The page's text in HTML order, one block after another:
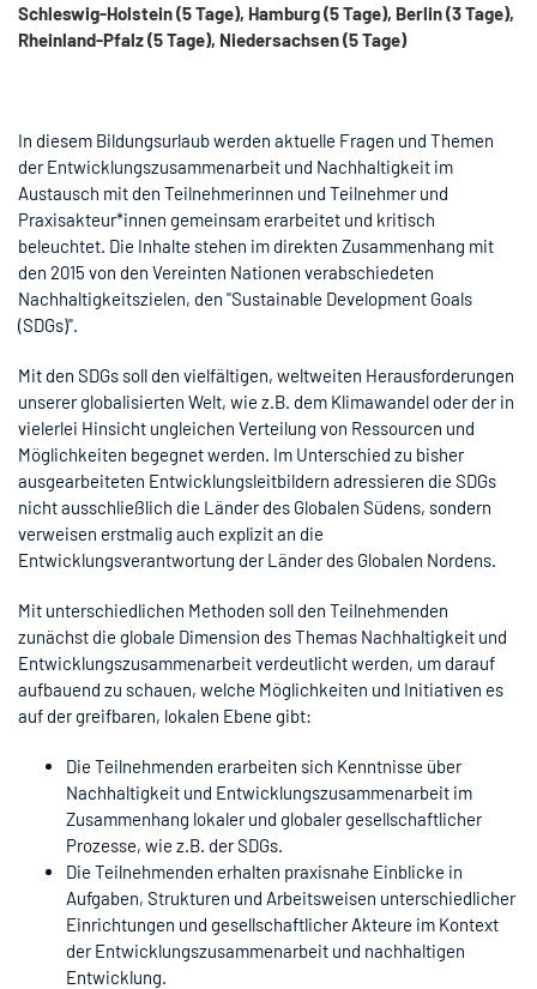
Schleswig-Holstein (5 Tage), Hamburg (5 Tage), Berlin (3 Tage),
Rheinland-Pfalz (5 Tage), Niedersachsen (5 Tage)
In diesem Bildungsurlaub werden aktuelle Fragen und Themen
der Entwicklungszusammenarbeit und Nachhaltigkeit im
Austausch mit den Teilnehmerinnen und Teilnehmer und
Praxisakteur*innen gemeinsam erarbeitet und kritisch
beleuchtet. Die Inhalte stehen im direkten Zusammenhang mit
den 2015 von den Vereinten Nationen verabschiedeten
Nachhaltigkeitszielen, den "Sustainable Development Goals
(SDGs)".
Mit den SDGs soll den vielfältigen, weltweiten Herausforderungen
unserer globalisierten Welt, wie z.B. dem Klimawandel oder der in
vielerlei Hinsicht ungleichen Verteilung von Ressourcen und
Möglichkeiten begegnet werden. Im Unterschied zu bisher
ausgearbeiteten Entwicklungsleitbildern adressieren die SDGs
nicht ausschließlich die Länder des Globalen Südens, sondern
verweisen erstmalig auch explizit an die
Entwicklungsverantwortung der Länder des Globalen Nordens.
Mit unterschiedlichen Methoden soll den Teilnehmenden
zunächst die globale Dimension des Themas Nachhaltigkeit und
Entwicklungszusammenarbeit verdeutlicht werden, um darauf
aufbauend zu schauen, welche Möglichkeiten und Initiativen es
auf der greifbaren, lokalen Ebene gibt:
Die Teilnehmenden erarbeiten sich Kenntnisse über
Nachhaltigkeit und Entwicklungszusammenarbeit im
Zusammenhang lokaler und globaler gesellschaftlicher
Prozesse, wie z.B. der SDGs.
Die Teilnehmenden erhalten praxisnahe Einblicke in
Aufgaben, Strukturen und Arbeitsweisen unterschiedlicher
Einrichtungen und gesellschaftlicher Akteure im Kontext
der Entwicklungszusammenarbeit und nachhaltigen
Entwicklung.